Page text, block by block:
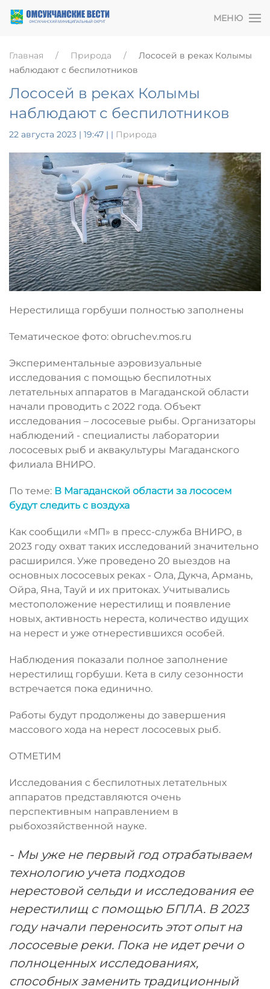
МЕНЮ
Главная Природа
Лососей в реках Колымы
наблюдают с беспилотников
Лососей в реках Колымы
наблюдают с беспилотников
22 августа 2023 | 19:47 | | Природа
Нерестилища горбуши полностью заполнены
Тематическое фото: obruchev.mos.ru
Экспериментальные аэровизуальные
исследования с помощью беспилотных
летательных аппаратов в Магаданской области
начали проводить с 2022 года. Объект
исследования – лососевые рыбы. Организаторы
наблюдений - специалисты лаборатории
лососевых рыб и аквакультуры Магаданского
филиала ВНИРО.
По теме: В Магаданской области за лососем
будут следить с воздуха
Как сообщили «МП» в пресс-служба ВНИРО, в
2023 году охват таких исследований значительно
расширился. Уже проведено 20 выездов на
основных лососевых реках - Ола, Дукча, Армань,
Ойра, Яна, Тауй и их притоках. Учитывались
местоположение нерестилищ и появление
новых, активность нереста, количество идущих
на нерест и уже отнерестившихся особей.
Наблюдения показали полное заполнение
нерестилищ горбуши. Кета в силу сезонности
встречается пока единично.
Работы будут продолжены до завершения
массового хода на нерест лососевых рыб.
ОТМЕТИМ
Исследования с беспилотных летательных
аппаратов представляются очень
перспективным направлением в
рыбохозяйственной науке.
- Мы уже не первый год отрабатываем
технологию учета подходов
нерестовой сельди и исследования ее
нерестилищ с помощью БПЛА. В 2023
году начали переносить этот опыт на
лососевые реки. Пока не идет речи о
полноценных исследованиях,
способных заменить традиционный